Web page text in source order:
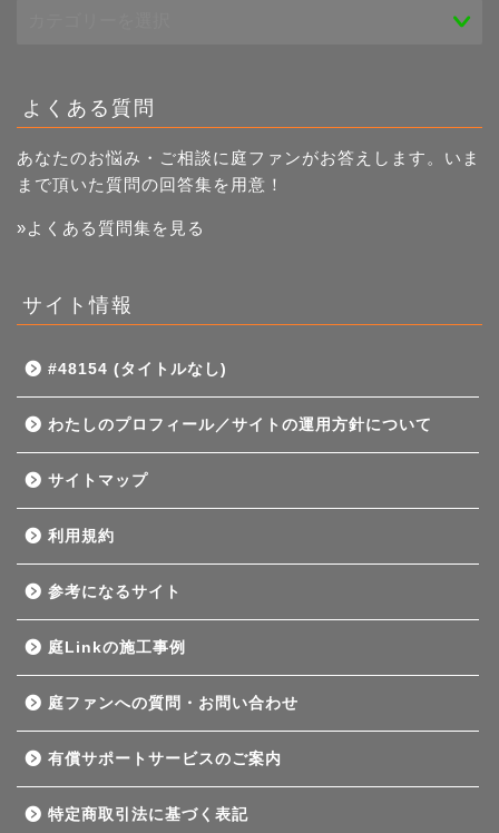
よくある質問
あなたのお悩み・ご相談に庭ファンがお答えします。いま
まで頂いた質問の回答集を用意！
»よくある質問集を見る
サイト情報
#48154 (タイトルなし)
わたしのプロフィール／サイトの運用方針について
サイトマップ
利用規約
参考になるサイト
庭Linkの施工事例
庭ファンへの質問・お問い合わせ
有償サポートサービスのご案内
特定商取引法に基づく表記